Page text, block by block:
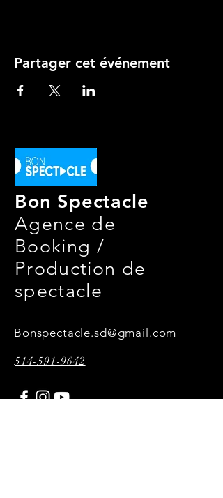
Partager cet événement
Bon Spectacle
Agence de
Booking /
Production de
spectacle
Bonspectacle.sd@gmail.com
514-591-9642